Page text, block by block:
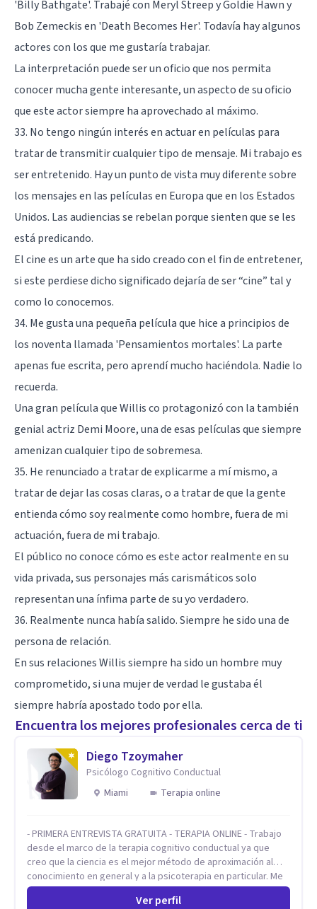
'Billy Bathgate'. Trabajé con Meryl Streep y Goldie Hawn y
Bob Zemeckis en 'Death Becomes Her'. Todavía hay algunos
actores con los que me gustaría trabajar.
La interpretación puede ser un oficio que nos permita
conocer mucha gente interesante, un aspecto de su oficio
que este actor siempre ha aprovechado al máximo.
33. No tengo ningún interés en actuar en películas para
tratar de transmitir cualquier tipo de mensaje. Mi trabajo es
ser entretenido. Hay un punto de vista muy diferente sobre
los mensajes en las películas en Europa que en los Estados
Unidos. Las audiencias se rebelan porque sienten que se les
está predicando.
El cine es un arte que ha sido creado con el fin de entretener,
si este perdiese dicho significado dejaría de ser “cine” tal y
como lo conocemos.
34. Me gusta una pequeña película que hice a principios de
los noventa llamada 'Pensamientos mortales'. La parte
apenas fue escrita, pero aprendí mucho haciéndola. Nadie lo
recuerda.
Una gran película que Willis co protagonizó con la también
genial actriz Demi Moore, una de esas películas que siempre
amenizan cualquier tipo de sobremesa.
35. He renunciado a tratar de explicarme a mí mismo, a
tratar de dejar las cosas claras, o a tratar de que la gente
entienda cómo soy realmente como hombre, fuera de mi
actuación, fuera de mi trabajo.
El público no conoce cómo es este actor realmente en su
vida privada, sus personajes más carismáticos solo
representan una ínfima parte de su yo verdadero.
36. Realmente nunca había salido. Siempre he sido una de
persona de relación.
En sus relaciones Willis siempre ha sido un hombre muy
comprometido, si una mujer de verdad le gustaba él
siempre habría apostado todo por ella.
Encuentra los mejores profesionales cerca de ti
Diego Tzoymaher
Psicólogo Cognitivo Conductual
Miami
Terapia online
- PRIMERA ENTREVISTA GRATUITA - TERAPIA ONLINE - Trabajo
desde el marco de la terapia cognitivo conductual ya que
creo que la ciencia es el mejor método de aproximación al
conocimiento en general y a la psicoterapia en particular. Me
interesan los procesos de cambio conductual por los que una
persona pueda alcanzar sus objetivos, transitando,
Ver perfil